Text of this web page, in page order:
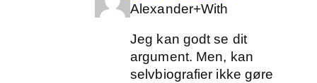
Alexander+With
Jeg kan godt se dit
argument. Men, kan
selvbiografier ikke gøre